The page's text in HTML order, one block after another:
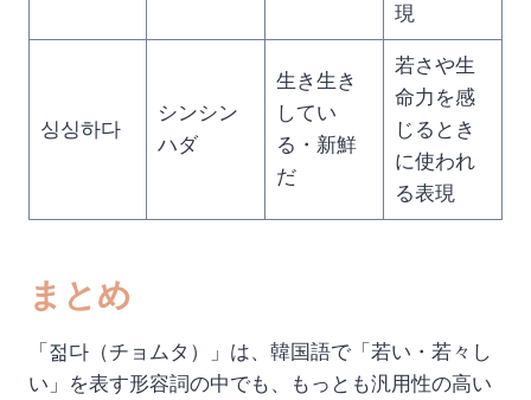
現
싱싱하다
シンシン
ハダ
生き生き
してい
る・新鮮
だ
若さや生
命力を感
じるとき
に使われ
る表現
まとめ
「젊다（チョムタ）」は、韓国語で「若い・若々し
い」を表す形容詞の中でも、もっとも汎用性の高い